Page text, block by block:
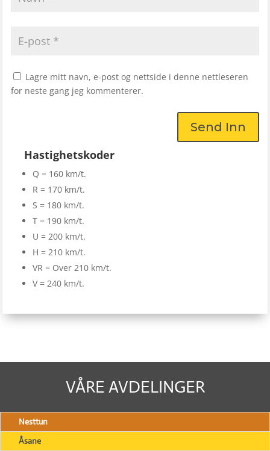
Lagre mitt navn, e-post og nettside i denne nettleseren
for neste gang jeg kommenterer.
Send Inn
Hastighetskoder
Q = 160 km/t.
R = 170 km/t.
S = 180 km/t.
T = 190 km/t.
U = 200 km/t.
H = 210 km/t.
VR = Over 210 km/t.
V = 240 km/t.
VÅRE AVDELINGER
Nesttun
Åsane